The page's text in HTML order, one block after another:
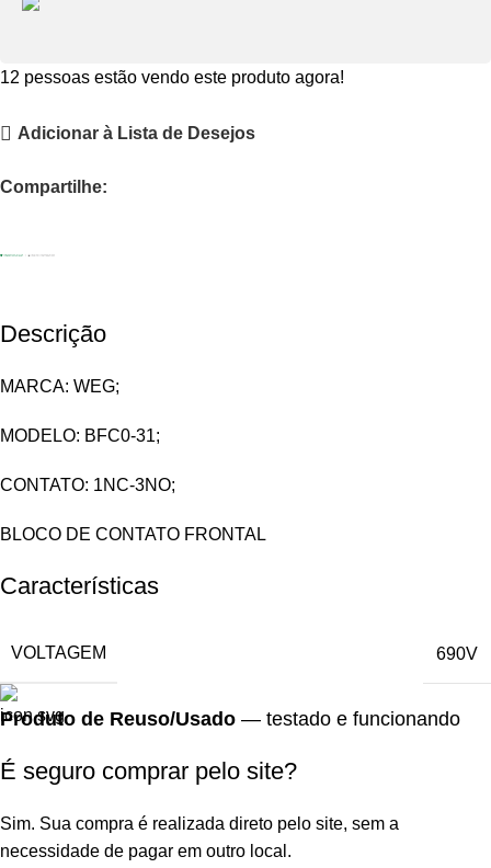
12 pessoas estão vendo este produto agora!
Adicionar à Lista de Desejos
Compartilhe:
Descrição
MARCA: WEG;
MODELO: BFC0-31;
CONTATO: 1NC-3NO;
BLOCO DE CONTATO FRONTAL
Características
VOLTAGEM 690V
Produto de Reuso/Usado — testado e funcionando
É seguro comprar pelo site?
Sim. Sua compra é realizada direto pelo site, sem a
necessidade de pagar em outro local.